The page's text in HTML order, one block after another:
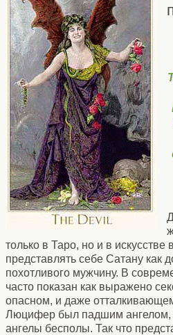
только в Таро, но и в
представлять себе Сатану как
похотливого мужчину. В
часто показан как выражено
опасном, и даже
Люцифер был падшим ангелом,
ангелы бесполы. Так что